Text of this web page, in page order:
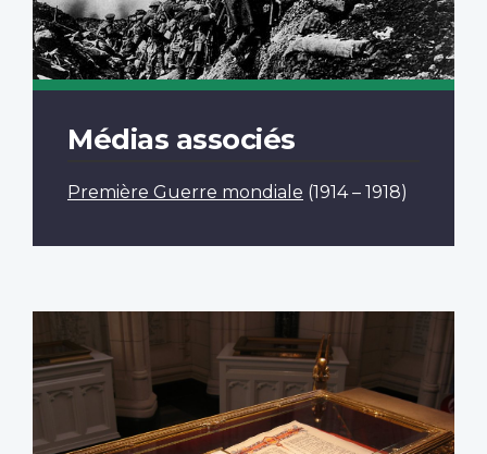
Médias associés
Première Guerre mondiale (1914 – 1918)